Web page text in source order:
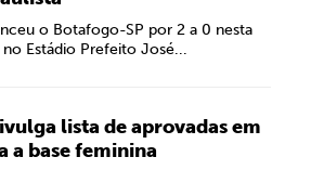
o Botafogo-SP por 2 a 0 nesta
Estádio Prefeito José...
lista de aprovadas em
a base feminina